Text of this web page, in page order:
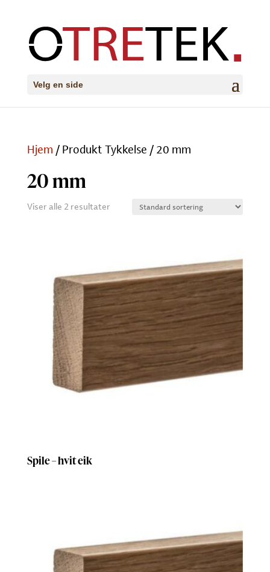
Velg en side
Hjem / Produkt Tykkelse / 20 mm
20 mm
Viser alle 2 resultater
Spile – hvit eik